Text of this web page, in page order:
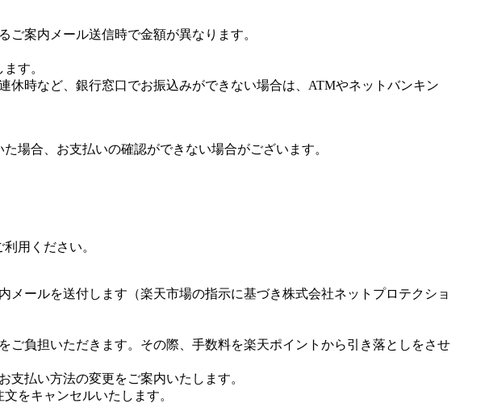
案内メール送信時で金額が異なります。
す。
時など、銀行窓口でお振込みができない場合は、ATMやネットバンキン
場合、お支払いの確認ができない場合がございます。
用ください。
ールを送付します（楽天市場の指示に基づき株式会社ネットプロテクショ
負担いただきます。その際、手数料を楽天ポイントから引き落としをさせ
払い方法の変更をご案内いたします。
をキャンセルいたします。